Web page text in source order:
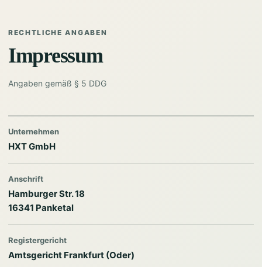
RECHTLICHE ANGABEN
Impressum
Angaben gemäß § 5 DDG
Unternehmen
HXT GmbH
Anschrift
Hamburger Str. 18
16341 Panketal
Registergericht
Amtsgericht Frankfurt (Oder)